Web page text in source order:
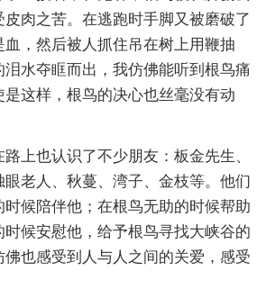
肉之苦。在逃跑时手脚又被磨破了
血，然后被人抓住吊在树上用鞭抽
水夺眶而出，我仿佛能听到根鸟痛
这样，根鸟的决心也丝毫没有动
上也认识了不少朋友：板金先生、
眼老人、秋蔓、湾子、金枝等。他们
时候陪伴他；在根鸟无助的时候帮助
候安慰他，给予根鸟寻找大峡谷的
佛也感受到人与人之间的关爱，感受